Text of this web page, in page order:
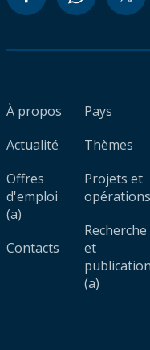
À propos
Actualité
Offres
d'emploi
(a)
Contacts
Pays
Thèmes
Projets et
opérations
Recherche
et
(a)